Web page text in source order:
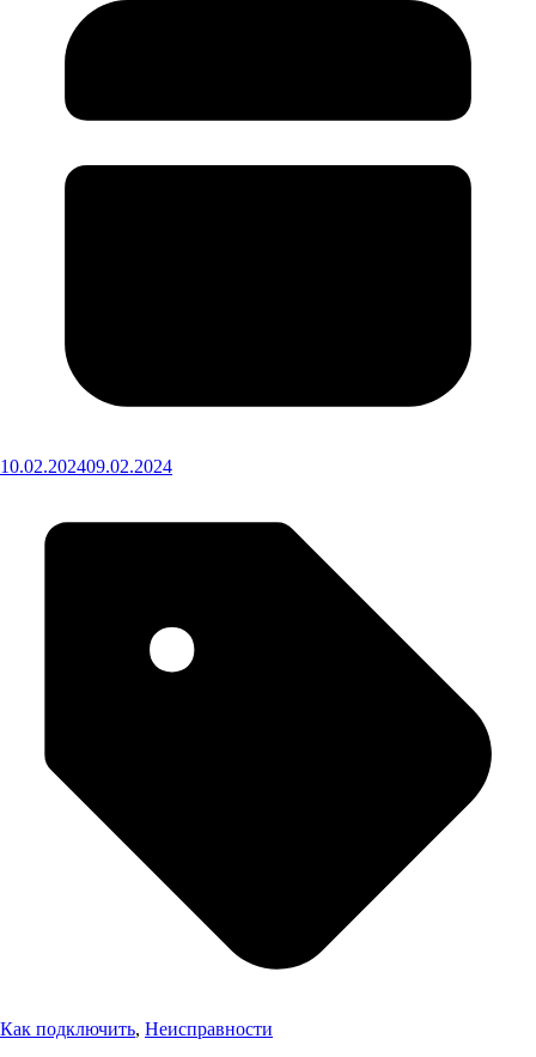
10.02.202409.02.2024
Как подключить, Неисправности